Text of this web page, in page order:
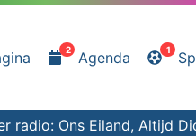
2 Agenda 1
radio: Ons Eiland, Altijd